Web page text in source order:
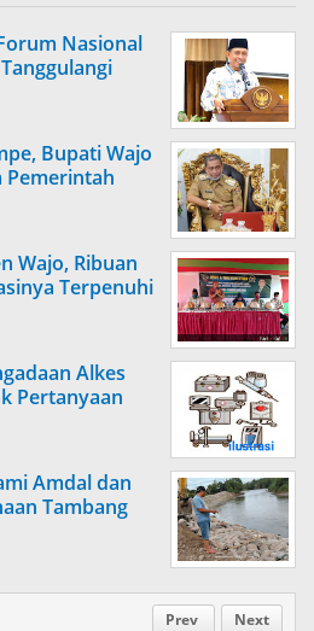
Nasional
Bupati Wajo
Pemerintah
Wajo, Ribuan
Terpenuhi
Alkes
Pertanyaan
Amdal dan
Tambang
Prev Next